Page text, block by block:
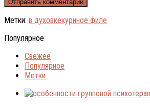
Метки: в духовкекуриное филе
Популярное
Свежее
Популярное
Метки